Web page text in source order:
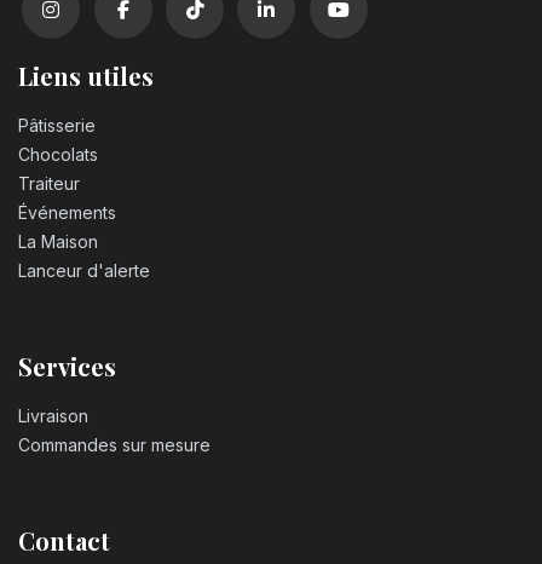
Liens utiles
Pâtisserie
Chocolats
Traiteur
Événements
La Maison
Lanceur d'alerte
Services
Livraison
Commandes sur mesure
Contact